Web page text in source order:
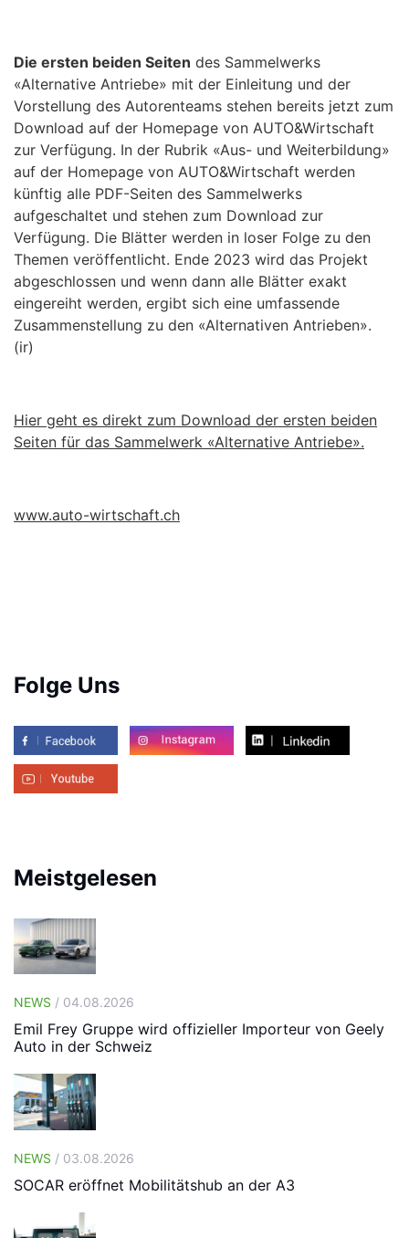
Die ersten beiden Seiten des Sammelwerks
«Alternative Antriebe» mit der Einleitung und der
Vorstellung des Autorenteams stehen bereits jetzt zum
Download auf der Homepage von AUTO&Wirtschaft
zur Verfügung. In der Rubrik «Aus- und Weiterbildung»
auf der Homepage von AUTO&Wirtschaft werden
künftig alle PDF-Seiten des Sammelwerks
aufgeschaltet und stehen zum Download zur
Verfügung. Die Blätter werden in loser Folge zu den
Themen veröffentlicht. Ende 2023 wird das Projekt
abgeschlossen und wenn dann alle Blätter exakt
eingereiht werden, ergibt sich eine umfassende
Zusammenstellung zu den «Alternativen Antrieben».
(ir)
Hier geht es direkt zum Download der ersten beiden
Seiten für das Sammelwerk «Alternative Antriebe».
www.auto-wirtschaft.ch
Folge Uns
Meistgelesen
NEWS / 04.08.2026
Emil Frey Gruppe wird offizieller Importeur von Geely
Auto in der Schweiz
NEWS / 03.08.2026
SOCAR eröffnet Mobilitätshub an der A3